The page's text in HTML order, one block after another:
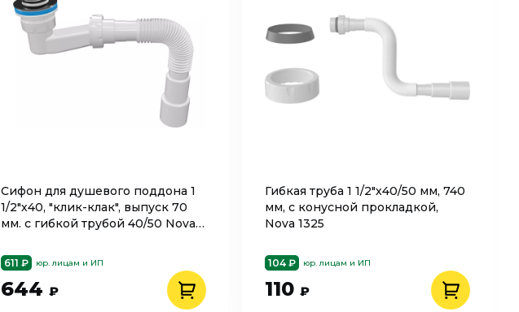
Сифон для душевого поддона 1
1/2"х40, "клик-клак", выпуск 70
мм. с гибкой трубой 40/50 Nova
611 ₽ юр. лицам и ИП
644 ₽
Гибкая труба 1 1/2"х40/50 мм, 740
мм, с конусной прокладкой,
Nova 1325
104 ₽ юр. лицам и ИП
110 ₽